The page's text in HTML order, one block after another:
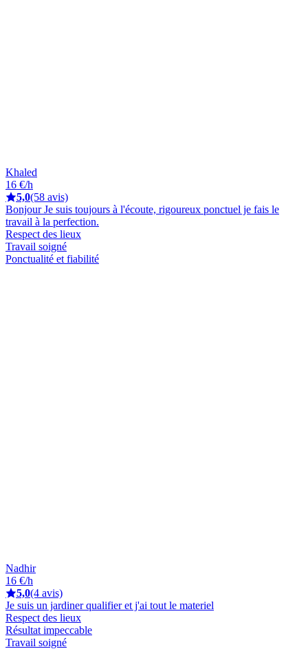
Khaled
16 €/h
5,0(58 avis)
Bonjour Je suis toujours à l'écoute, rigoureux ponctuel je fais le
travail à la perfection.
Respect des lieux
Travail soigné
Ponctualité et fiabilité
Nadhir
16 €/h
5,0(4 avis)
Je suis un jardiner qualifier et j'ai tout le materiel
Respect des lieux
Résultat impeccable
Travail soigné